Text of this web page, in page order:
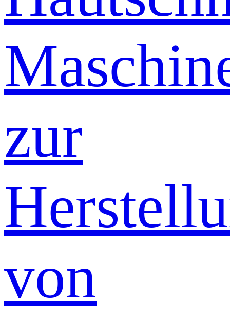
zur
von